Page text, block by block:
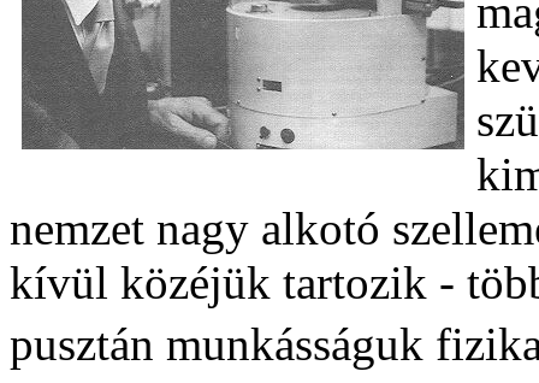
nemzet nagy alkotó
kívül közéjük tartozik -
pusztán munkásságuk